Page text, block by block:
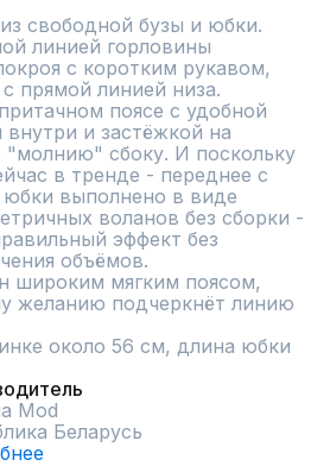
свободной бузы и юбки.
линией горловины
с коротким рукавом,
прямой линией низа.
поясе с удобной
внутри и застёжкой на
"молнию" сбоку. И поскольку
в тренде - переднее с
выполнено в виде
воланов без сборки -
эффект без
объёмов.
широким мягким поясом,
желанию подчеркнёт линию
около 56 см, длина юбки
Mod
Беларусь